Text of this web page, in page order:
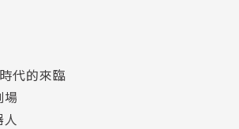
是會像科幻電影一樣，會飛天、會發
知道臺灣有好多科學家，正一步步
夢想。
代的來臨
場